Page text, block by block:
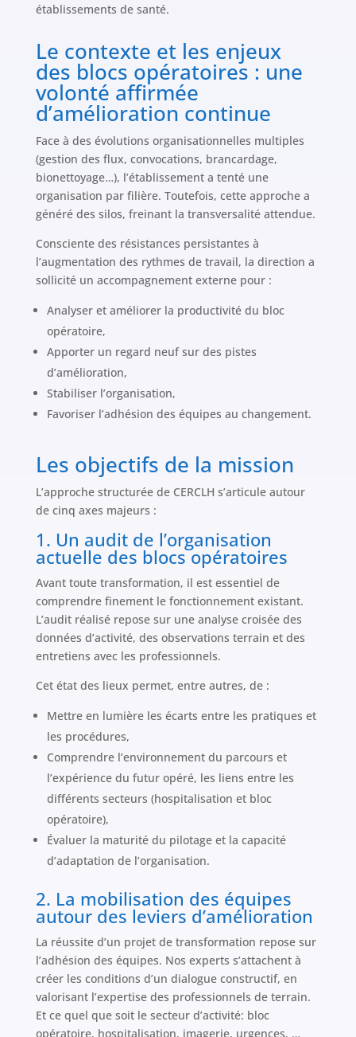
établissements de santé.
Le contexte et les enjeux
des blocs opératoires : une
volonté affirmée
d’amélioration continue
Face à des évolutions organisationnelles multiples
(gestion des flux, convocations, brancardage,
bionettoyage…), l’établissement a tenté une
organisation par filière. Toutefois, cette approche a
généré des silos, freinant la transversalité attendue.
Consciente des résistances persistantes à
l’augmentation des rythmes de travail, la direction a
sollicité un accompagnement externe pour :
Analyser et améliorer la productivité du bloc
opératoire,
Apporter un regard neuf sur des pistes
d’amélioration,
Stabiliser l’organisation,
Favoriser l’adhésion des équipes au changement.
Les objectifs de la mission
L’approche structurée de CERCLH s’articule autour
de cinq axes majeurs :
1. Un audit de l’organisation
actuelle des blocs opératoires
Avant toute transformation, il est essentiel de
comprendre finement le fonctionnement existant.
L’audit réalisé repose sur une analyse croisée des
données d’activité, des observations terrain et des
entretiens avec les professionnels.
Cet état des lieux permet, entre autres, de :
Mettre en lumière les écarts entre les pratiques et
les procédures,
Comprendre l’environnement du parcours et
l’expérience du futur opéré, les liens entre les
différents secteurs (hospitalisation et bloc
opératoire),
Évaluer la maturité du pilotage et la capacité
d’adaptation de l’organisation.
2. La mobilisation des équipes
autour des leviers d’amélioration
La réussite d’un projet de transformation repose sur
l’adhésion des équipes. Nos experts s’attachent à
créer les conditions d’un dialogue constructif, en
valorisant l’expertise des professionnels de terrain.
Et ce quel que soit le secteur d’activité: bloc
opératoire, hospitalisation, imagerie, urgences, …